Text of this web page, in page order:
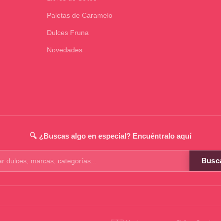
Paletas de Caramelo
Dulces Fruna
Novedades
🔍 ¿Buscas algo en especial? Encuéntralo aquí